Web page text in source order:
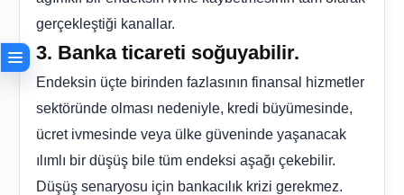
gerçekleştiği kanallar.
3. Banka ticareti soğuyabilir.
Endeksin üçte birinden fazlasının finansal hizmetler
sektöründe olması nedeniyle, kredi büyümesinde,
ücret ivmesinde veya ülke güveninde yaşanacak
ılımlı bir düşüş bile tüm endeksi aşağı çekebilir.
Düşüş senaryosu için bankacılık krizi gerekmez.